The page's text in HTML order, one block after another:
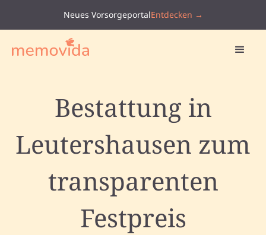
Neues VorsorgeportalEntdecken →
Bestattung in
Leutershausen zum
transparenten
Festpreis